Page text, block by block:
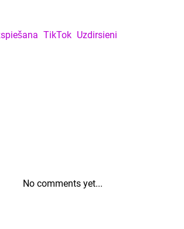
TikTok Uzdirsieni
No comments yet...